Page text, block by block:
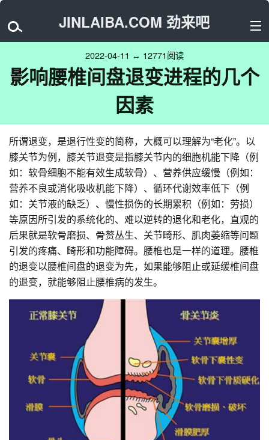
JINLAIBA.COM 劲来吧
2022-04-11 ↔ 12771阅读
影响腰椎间盘退变进程的几个
因素
所谓退变，是退行性变的简称，大概可以理解为“老化”。以
膝关节为例，膝关节退变是指膝关节内的细胞机能下降（例
如：软骨细胞不能有效生成软骨）、营养供应缓慢（例如：
营养不良或消化吸收机能下降）、循环代谢效率低下（例
如：关节液的缺乏）、慢性损伤的长期累积（例如：劳损）
等原因所引发的系统化的、难以逆转的退化和老化，直观的
后果就是软骨磨损、骨赘丛生、关节畸形、肌肉萎缩等问题
引发的疼痛、畸形和功能障碍。腰椎也是一样的道理。腰椎
的退变以腰椎间盘的退变为先，如果能够阻止或延缓椎间盘
的退变，就能够阻止腰椎病的发生。